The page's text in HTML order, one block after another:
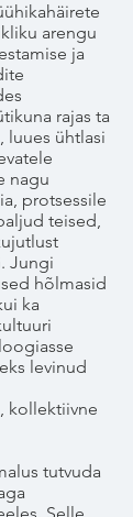
arengu
ja
rajas ta
luues ühtlasi
nagu
protsessile
teised,
Jungi
hõlmasid
ka
levinud
kollektiivne
tutvuda